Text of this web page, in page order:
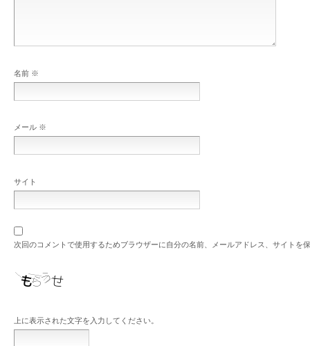
名前 ※
メール ※
サイト
次回のコメントで使用するためブラウザーに自分の名前、メールアドレス、サイトを
上に表示された文字を入力してください。